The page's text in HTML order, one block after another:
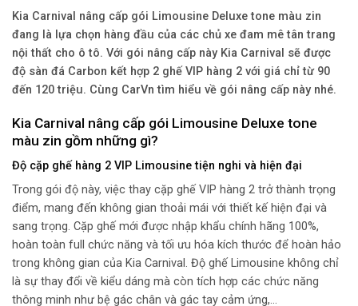
Kia Carnival nâng cấp gói Limousine Deluxe tone màu zin
đang là lựa chọn hàng đầu của các chủ xe đam mê tân trang
nội thất cho ô tô. Với gói nâng cấp này Kia Carnival sẽ được
độ sàn đá Carbon kết hợp 2 ghế VIP hàng 2 với giá chỉ từ 90
đến 120 triệu. Cùng CarVn tìm hiểu về gói nâng cấp này nhé.
Kia Carnival nâng cấp gói Limousine Deluxe tone
màu zin gồm những gì?
Độ cặp ghế hàng 2 VIP Limousine tiện nghi và hiện đại
Trong gói độ này, việc thay cặp ghế VIP hàng 2 trở thành trọng
điểm, mang đến không gian thoải mái với thiết kế hiện đại và
sang trọng. Cặp ghế mới được nhập khẩu chính hãng 100%,
hoàn toàn full chức năng và tối ưu hóa kích thước để hoàn hảo
trong không gian của Kia Carnival. Độ ghế Limousine không chỉ
là sự thay đổi về kiểu dáng mà còn tích hợp các chức năng
thông minh như bệ gác chân và gác tay cảm ứng,…